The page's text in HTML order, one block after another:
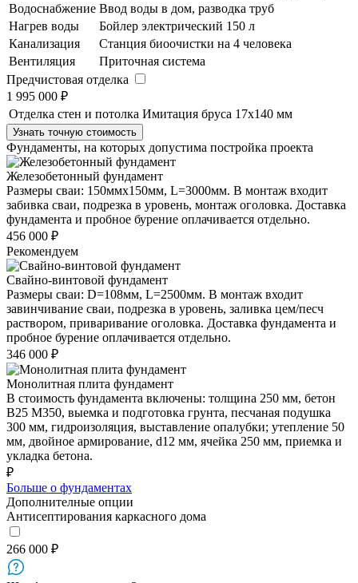
Водоснабжение Ввод воды в дом, разводка труб
Нагрев воды
Бойлер электрический 150 л
Канализация
Станция биоочистки на 4 человека
Вентиляция
Приточная система
Предчистовая отделка
1 995 000 ₽
Отделка стен и потолка Имитация бруса 17х140 мм
Узнать точную стоимость
Фундаменты, на которых допустима постройка проекта
Железобетонный фундамент
Размеры сваи: 150ммх150мм, L=3000мм. В монтаж входит
забивка сваи, подрезка в уровень, монтаж оголовка. Доставка
фундамента и пробное бурение оплачивается отдельно.
456 000 ₽
Рекомендуем
Свайно-винтовой фундамент
Размеры сваи: D=108мм, L=2500мм. В монтаж входит
завинчивание сваи, подрезка в уровень, заливка цем/песч
раствором, приваривание оголовка. Доставка фундамента и
пробное бурение оплачивается отдельно.
346 000 ₽
Монолитная плита фундамент
В стоимость фундамента включены: толщина 250 мм, бетон
В25 М350, выемка и подготовка грунта, песчаная подушка
300 мм, гидроизоляция, выставление опалубки; утепление 50
мм, двойное армирование, d12 мм, ячейка 250 мм, приемка и
укладка бетона.
₽
Больше о фундаментах
Дополнителные опции
Антисептирования каркасного дома
266 000 ₽